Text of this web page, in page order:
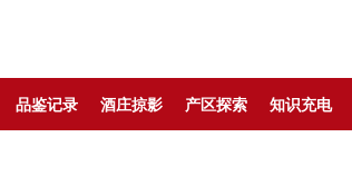
品鉴记录 酒庄掠影 产区探索 知识充电